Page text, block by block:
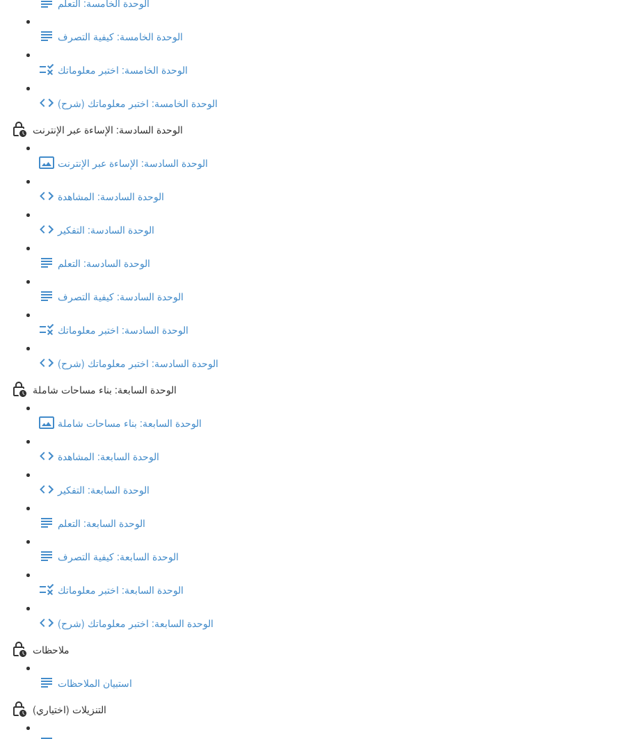
الوحدة الخامسة: كيفية التصرف
الوحدة الخامسة: اختبر معلوماتك
(شرح) الوحدة الخامسة: اختبر معلوماتك
الوحدة السادسة: الإساءة عبر الإنترنت
الوحدة السادسة: الإساءة عبر الإنترنت
الوحدة السادسة: المشاهدة
الوحدة السادسة: التفكير
الوحدة السادسة: التعلم
الوحدة السادسة: كيفية التصرف
الوحدة السادسة: اختبر معلوماتك
(شرح) الوحدة السادسة: اختبر معلوماتك
الوحدة السابعة: بناء مساحات شاملة
الوحدة السابعة: بناء مساحات شاملة
الوحدة السابعة: المشاهدة
الوحدة السابعة: التفكير
الوحدة السابعة: التعلم
الوحدة السابعة: كيفية التصرف
الوحدة السابعة: اختبر معلوماتك
(شرح) الوحدة السابعة: اختبر معلوماتك
ملاحظات
استبيان الملاحظات
(اختياري) التنزيلات